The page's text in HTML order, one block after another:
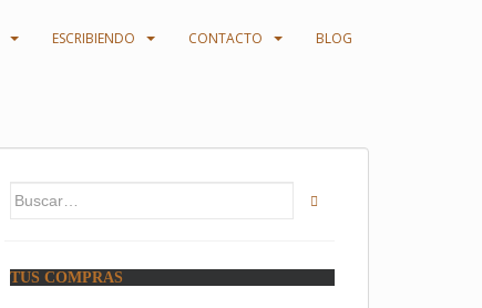
ESCRIBIENDO CONTACTO BLOG
Buscar:
TUS COMPRAS